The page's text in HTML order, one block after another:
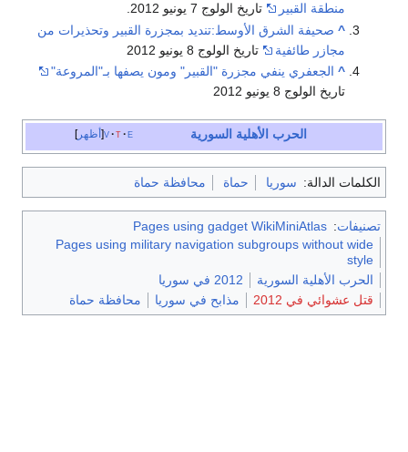
منطقة القبير
تاريخ الولوج 7 يونيو 2012.
^ صحيفة الشرق الأوسط:تنديد بمجزرة القبير وتحذيرات من
مجازر طائفية
تاريخ الولوج 8 يونيو 2012
^ الجعفري ينفي مجزرة "القبير" ومون يصفها بـ"المروعة"
تاريخ الولوج 8 يونيو 2012
أظهر v t e الحرب الأهلية السورية
الكلمات الدالة: سوريا حماة محافظة حماة
تصنيفات:
Pages using gadget WikiMiniAtlas
Pages using military navigation subgroups without wide
style
الحرب الأهلية السورية
2012 في سوريا
قتل عشوائي في 2012
مذابح في سوريا محافظة حماة